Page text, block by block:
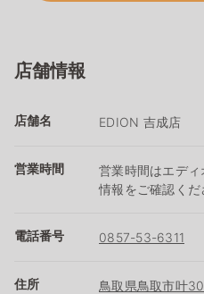
店舗情報
店舗名 EDION 吉成店
営業時間
営業時間はエデ
情報をご確認くだ
電話番号 0857-53-6311
住所 鳥取県鳥取市叶